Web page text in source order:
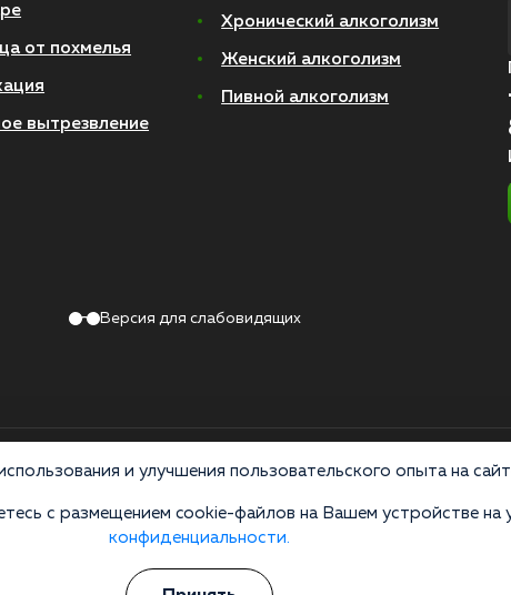
от похмелья
вытрезвление
Хронический алкоголизм
Женский алкоголизм
Пивной алкоголизм
Версия для слабовидящих
Политика конфиденциальности
ЛО-50-01-012801 от 27.08.2021 по адресу: 127083, Московская область,
РФ Статья 6.13. Материалы на сайте носят справочный характер, не
и улучшения пользовательского опыта на
с размещением cookie-файлов на Вашем устройстве на
конфиденциальности.